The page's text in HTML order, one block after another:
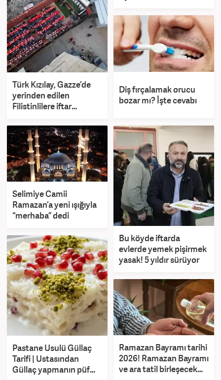
Türk Kızılay, Gazze’de
yerinden edilen
Filistinlilere iftar
Diş fırçalamak orucu
bozar mı? İşte cevabı
Selimiye Camii
Ramazan’a yeni ışığıyla
“merhaba” dedi
Bu köyde iftarda
evlerde yemek pişirmek
yasak! 5 yıldır sürüyor
Pastane Usulü Güllaç
Tarifi | Ustasından
Güllaç yapmanın püf
Ramazan Bayramı tarihi
2026! Ramazan Bayramı
ve ara tatil birleşecek